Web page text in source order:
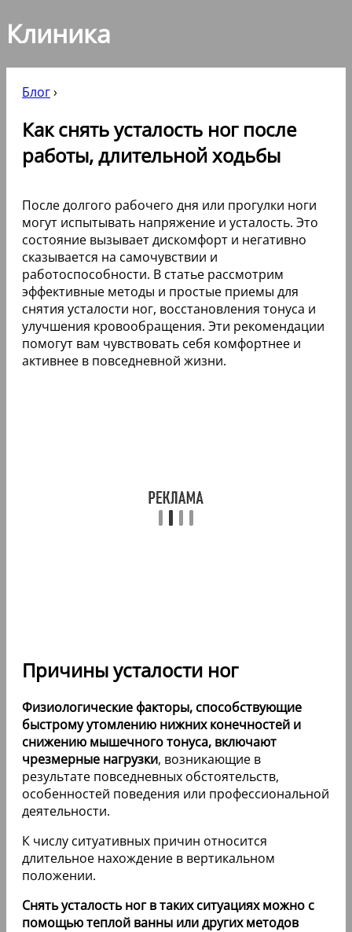
Клиника
Блог›
Как снять усталость ног после
работы, длительной ходьбы
После долгого рабочего дня или прогулки ноги
могут испытывать напряжение и усталость. Это
состояние вызывает дискомфорт и негативно
сказывается на самочувствии и
работоспособности. В статье рассмотрим
эффективные методы и простые приемы для
снятия усталости ног, восстановления тонуса и
улучшения кровообращения. Эти рекомендации
помогут вам чувствовать себя комфортнее и
активнее в повседневной жизни.
Причины усталости ног
Физиологические факторы, способствующие
быстрому утомлению нижних конечностей и
снижению мышечного тонуса, включают
чрезмерные нагрузки, возникающие в
результате повседневных обстоятельств,
особенностей поведения или профессиональной
деятельности.
К числу ситуативных причин относится
длительное нахождение в вертикальном
положении.
Снять усталость ног в таких ситуациях можно с
помощью теплой ванны или других методов